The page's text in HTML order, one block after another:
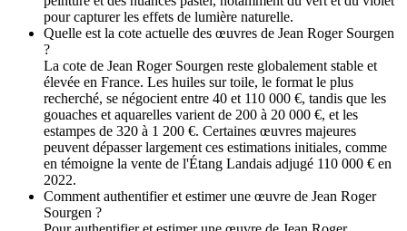
pour capturer les effets de lumière naturelle.
Quelle est la cote actuelle des œuvres de Jean Roger Sourgen
?
La cote de Jean Roger Sourgen reste globalement stable et
élevée en France. Les huiles sur toile, le format le plus
recherché, se négocient entre 40 et 110 000 €, tandis que les
gouaches et aquarelles varient de 200 à 20 000 €, et les
estampes de 320 à 1 200 €. Certaines œuvres majeures
peuvent dépasser largement ces estimations initiales, comme
en témoigne la vente de l'Étang Landais adjugé 110 000 € en
2022.
Comment authentifier et estimer une œuvre de Jean Roger
Sourgen ?